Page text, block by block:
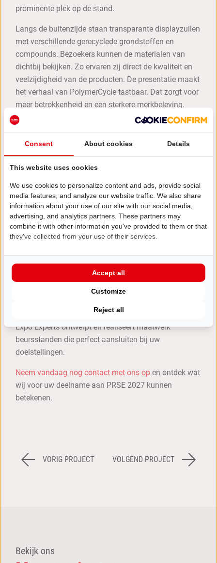
prominente plek op de stand.
Langs de buitenzijde staan transparante displayzuilen
met verschillende gerecyclede grondstoffen en
compounds. Bezoekers kunnen de materialen van
dichtbij bekijken. Zo ervaren zij direct de kwaliteit en
veelzijdigheid van de producten. De presentatie maakt
het verhaal van PolymerCycle tastbaar. Dat zorgt voor
meer betrokkenheid en een sterkere merkbeleving.
De PolymerCycle beursstand op PRSE
vertelt één sterk merkverhaal
merkverhaal terug. Heldere infographics,
direct zien waar PolymerCycle voor staat. Branding,
architectuur en content vormen één geheel. Daardoor
ontstaat een consistente uitstraling die bezoekers door
de hele stand begeleidt. De combinatie van
hoogwaardige afwerking, duidelijke communicatie en
uitstraling die blijft hangen.
Klaar voor PRSE 2027?
die bezoekers aantrekt én uw merk versterkt? Eldee
Expo Experts ontwerpt en realiseert maatwerk
beursstanden die perfect aansluiten bij uw
doelstellingen.
Neem vandaag nog contact met ons open ontdek wat
wij voor uw deelname aan PRSE 2027 kunnen
betekenen.
VORIG PROJECT VOLGEND PROJECT
Bekijk ons
Consent About cookies Details
This website uses cookies
We use cookies to personalize content and ads, provide social
media features, and analyze our website traffic. We also share
information about your use of our site with our social media,
advertising, and analytics partners. These partners may
combine it with other information you've provided to them or that
they've collected from your use of their services.
Reject all
Customize
Accept all